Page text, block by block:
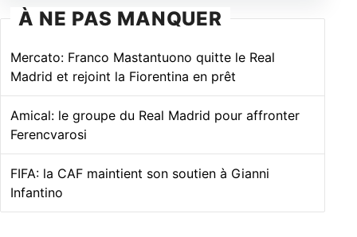
À NE PAS MANQUER
Mercato: Franco Mastantuono quitte le Real
Madrid et rejoint la Fiorentina en prêt
Amical: le groupe du Real Madrid pour affronter
Ferencvarosi
FIFA: la CAF maintient son soutien à Gianni
Infantino